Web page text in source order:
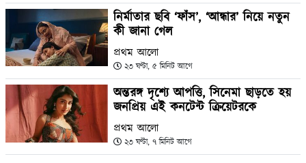
নির্মাতার ছবি ‘ফাঁস’, ‘আন্ধার’ নিয়ে নতুন
কী জানা গেল
প্রথম আলো
২৩ ঘণ্টা, ৫ মিনিট আগে
অন্তরঙ্গ দৃশ্যে আপত্তি, সিনেমা ছাড়তে হয়
জনপ্রিয় এই কনটেন্ট ক্রিয়েটরকে
প্রথম আলো
২৩ ঘণ্টা, ৭ মিনিট আগে